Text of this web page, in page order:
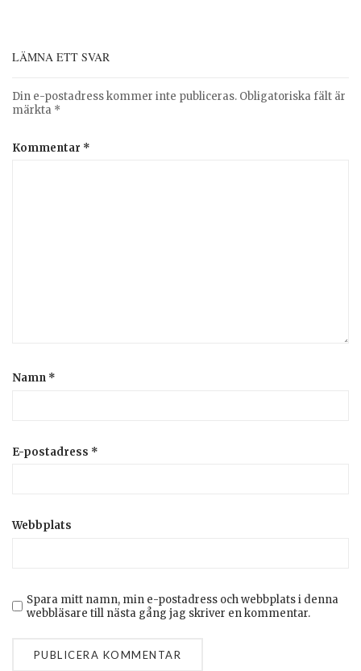
LÄMNA ETT SVAR
Din e-postadress kommer inte publiceras. Obligatoriska fält är
märkta *
Kommentar *
Namn *
E-postadress *
Webbplats
Spara mitt namn, min e-postadress och webbplats i denna
webbläsare till nästa gång jag skriver en kommentar.